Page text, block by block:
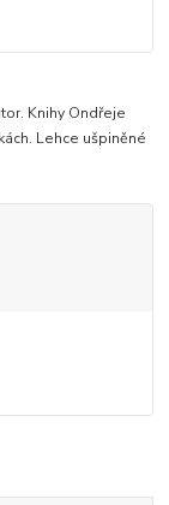
Knihy Ondřeje
Lehce ušpiněné